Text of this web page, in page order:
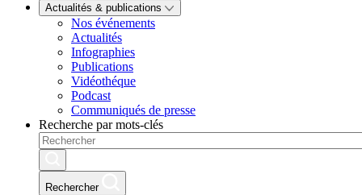
Actualités & publications
Nos événements
Actualités
Infographies
Publications
Vidéothéque
Podcast
Communiqués de presse
Recherche par mots-clés
Rechercher